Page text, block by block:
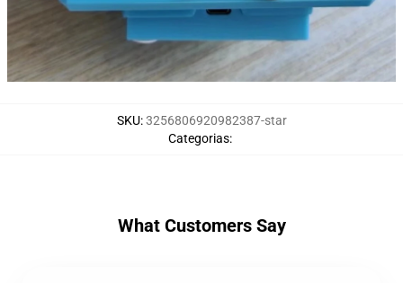
SKU:3256806920982387-star
Categorias:
What Customers Say